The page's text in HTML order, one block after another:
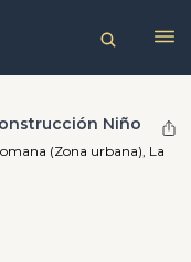
Niño
(Zona urbana), La